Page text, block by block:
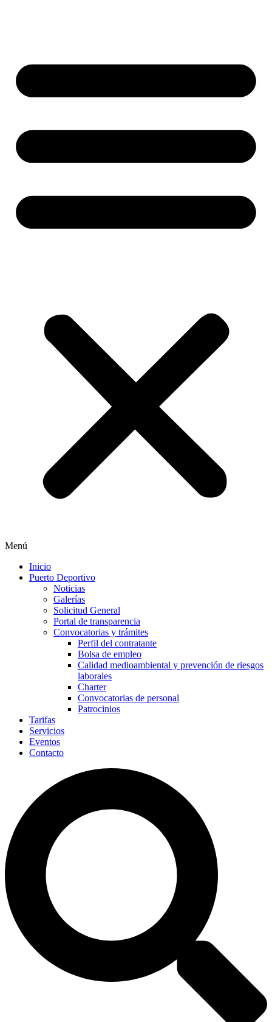
Menú
Inicio
Puerto Deportivo
Noticias
Galerías
Solicitud General
Portal de transparencia
Convocatorias y trámites
Perfil del contratante
Bolsa de empleo
Calidad medioambiental y prevención de riesgos
laborales
Charter
Convocatorias de personal
Patrocinios
Tarifas
Servicios
Eventos
Contacto